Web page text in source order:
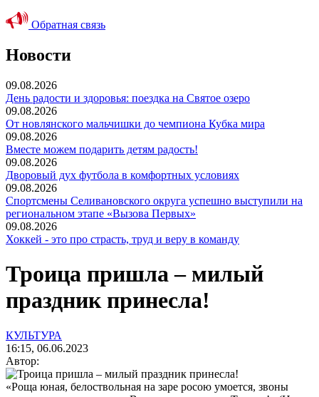
Обратная связь
Новости
09.08.2026
День радости и здоровья: поездка на Святое озеро
09.08.2026
От новлянского мальчишки до чемпиона Кубка мира
09.08.2026
Вместе можем подарить детям радость!
09.08.2026
Дворовый дух футбола в комфортных условиях
09.08.2026
Спортсмены Селивановского округа успешно выступили на
региональном этапе «Вызова Первых»
09.08.2026
Хоккей - это про страсть, труд и веру в команду
Троица пришла – милый
праздник принесла!
КУЛЬТУРА
16:15, 06.06.2023
Автор:
«Роща юная, белоствольная на заре росою умоется, звоны